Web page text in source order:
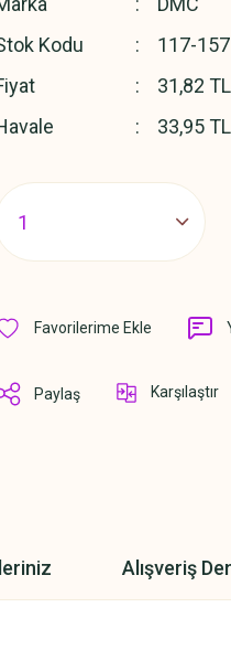
Kodu
117-157
31,82
33,95
Paylaş Karşılaştır
Alışveriş